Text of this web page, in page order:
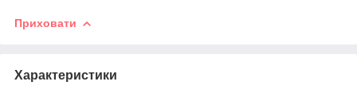
Приховати
Характеристики